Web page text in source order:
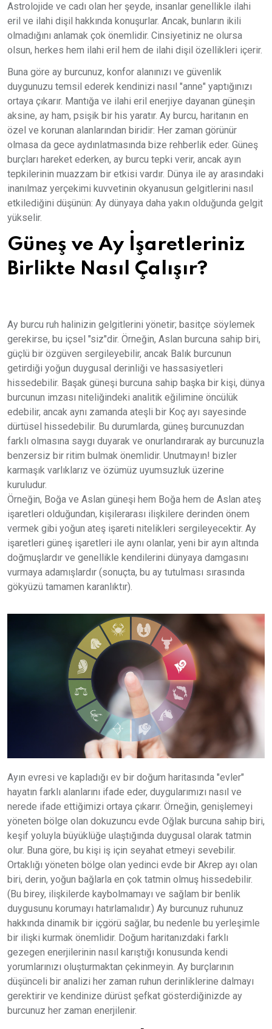
Astrolojide ve cadı olan her şeyde, insanlar genellikle ilahi
eril ve ilahi dişil hakkında konuşurlar. Ancak, bunların ikili
olmadığını anlamak çok önemlidir. Cinsiyetiniz ne olursa
olsun, herkes hem ilahi eril hem de ilahi dişil özellikleri içerir.
Buna göre ay burcunuz, konfor alanınızı ve güvenlik
duygunuzu temsil ederek kendinizi nasıl "anne" yaptığınızı
ortaya çıkarır. Mantığa ve ilahi eril enerjiye dayanan güneşin
aksine, ay ham, psişik bir his yaratır. Ay burcu, haritanın en
özel ve korunan alanlarından biridir: Her zaman görünür
olmasa da gece aydınlatmasında bize rehberlik eder. Güneş
burçları hareket ederken, ay burcu tepki verir, ancak ayın
tepkilerinin muazzam bir etkisi vardır. Dünya ile ay arasındaki
inanılmaz yerçekimi kuvvetinin okyanusun gelgitlerini nasıl
etkilediğini düşünün: Ay dünyaya daha yakın olduğunda gelgit
yükselir.
Güneş ve Ay İşaretleriniz
Birlikte Nasıl Çalışır?
Ay burcu ruh halinizin gelgitlerini yönetir; basitçe söylemek
gerekirse, bu içsel "siz"dir. Örneğin, Aslan burcuna sahip biri,
güçlü bir özgüven sergileyebilir, ancak Balık burcunun
getirdiği yoğun duygusal derinliği ve hassasiyetleri
hissedebilir. Başak güneşi burcuna sahip başka bir kişi, dünya
burcunun imzası niteliğindeki analitik eğilimine öncülük
edebilir, ancak aynı zamanda ateşli bir Koç ayı sayesinde
dürtüsel hissedebilir. Bu durumlarda, güneş burcunuzdan
farklı olmasına saygı duyarak ve onurlandırarak ay burcunuzla
benzersiz bir ritim bulmak önemlidir. Unutmayın! bizler
karmaşık varlıklarız ve özümüz uyumsuzluk üzerine
kuruludur.
Örneğin, Boğa ve Aslan güneşi hem Boğa hem de Aslan ateş
işaretleri olduğundan, kişilerarası ilişkilere derinden önem
vermek gibi yoğun ateş işareti nitelikleri sergileyecektir. Ay
işaretleri güneş işaretleri ile aynı olanlar, yeni bir ayın altında
doğmuşlardır ve genellikle kendilerini dünyaya damgasını
vurmaya adamışlardır (sonuçta, bu ay tutulması sırasında
gökyüzü tamamen karanlıktır).
Ayın evresi ve kapladığı ev bir doğum haritasında "evler"
hayatın farklı alanlarını ifade eder, duygularımızı nasıl ve
nerede ifade ettiğimizi ortaya çıkarır. Örneğin, genişlemeyi
yöneten bölge olan dokuzuncu evde Oğlak burcuna sahip biri,
keşif yoluyla büyüklüğe ulaştığında duygusal olarak tatmin
olur. Buna göre, bu kişi iş için seyahat etmeyi sevebilir.
Ortaklığı yöneten bölge olan yedinci evde bir Akrep ayı olan
biri, derin, yoğun bağlarla en çok tatmin olmuş hissedebilir.
(Bu birey, ilişkilerde kaybolmamayı ve sağlam bir benlik
duygusunu korumayı hatırlamalıdır.) Ay burcunuz ruhunuz
hakkında dinamik bir içgörü sağlar, bu nedenle bu yerleşimle
bir ilişki kurmak önemlidir. Doğum haritanızdaki farklı
gezegen enerjilerinin nasıl karıştığı konusunda kendi
yorumlarınızı oluşturmaktan çekinmeyin. Ay burçlarının
düşünceli bir analizi her zaman ruhun derinliklerine dalmayı
gerektirir ve kendinize dürüst şefkat gösterdiğinizde ay
burcunuz her zaman enerjilenir.